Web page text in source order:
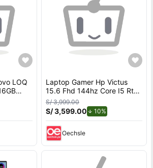
LOQ
Laptop Gamer Hp Victus
15.6 Fhd 144hz Core I5 Rtx
4050 16gb
S/ 3,999.00
S/ 3,599.00 10%de descuento.
Oechsle